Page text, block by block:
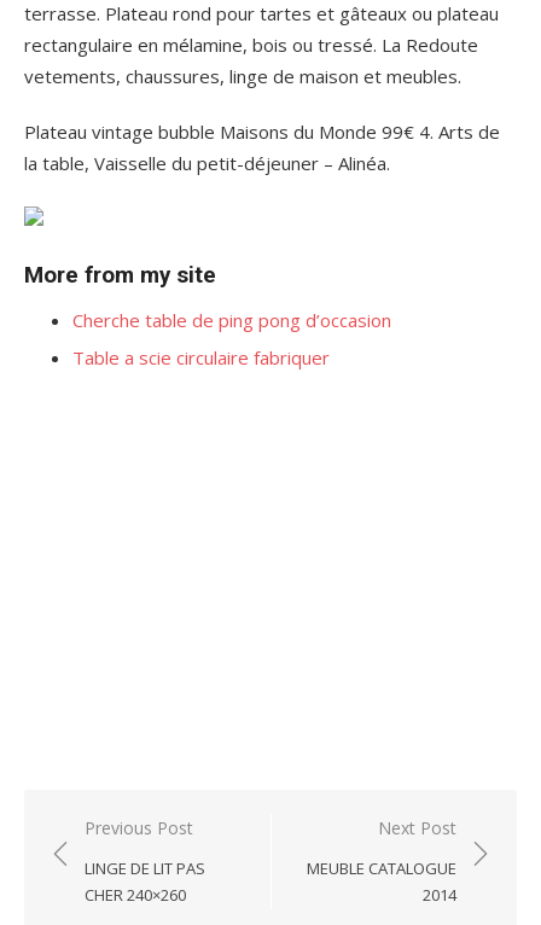
terrasse. Plateau rond pour tartes et gâteaux ou plateau
rectangulaire en mélamine, bois ou tressé. La Redoute
vetements, chaussures, linge de maison et meubles.
Plateau vintage bubble Maisons du Monde 99€ 4. Arts de
la table, Vaisselle du petit-déjeuner – Alinéa.
More from my site
Cherche table de ping pong d’occasion
Table a scie circulaire fabriquer
Post
navigation
Previous Post
LINGE DE LIT PAS
CHER 240×260
Next Post
MEUBLE CATALOGUE
2014